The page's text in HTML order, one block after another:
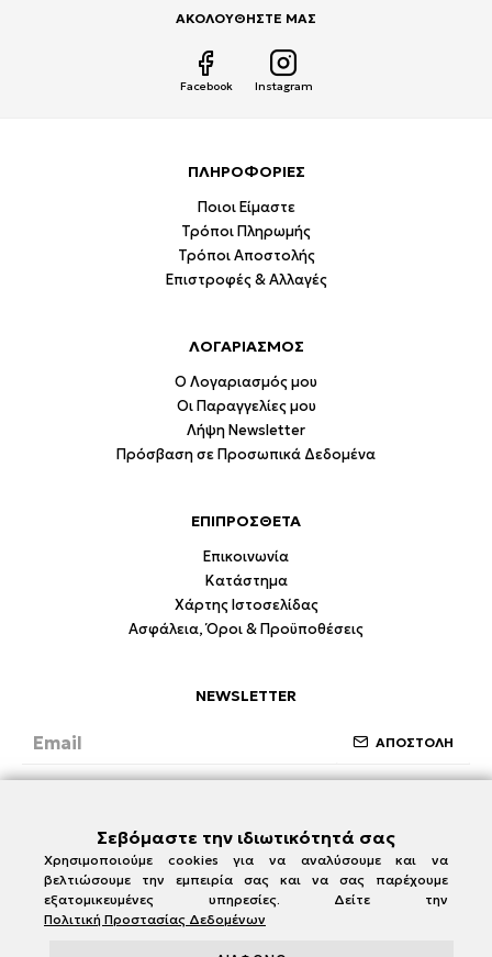
ΑΚΟΛΟΥΘΗΣΤΕ ΜΑΣ
Facebook Instagram
ΠΛΗΡΟΦΟΡΙΕΣ
Ποιοι Είμαστε
Τρόποι Πληρωμής
Τρόποι Αποστολής
Επιστροφές & Αλλαγές
ΛΟΓΑΡΙΑΣΜΟΣ
Ο Λογαριασμός μου
Οι Παραγγελίες μου
Λήψη Newsletter
Πρόσβαση σε Προσωπικά Δεδομένα
ΕΠΙΠΡΟΣΘΕΤΑ
Επικοινωνία
Κατάστημα
Χάρτης Ιστοσελίδας
Ασφάλεια, Όροι & Προϋποθέσεις
NEWSLETTER
ΑΠΟΣΤΟΛΗ
Σεβόμαστε την ιδιωτικότητά σας
Χρησιμοποιούμε cookies για να αναλύσουμε και να
βελτιώσουμε την εμπειρία σας και να σας παρέχουμε
εξατομικευμένες υπηρεσίες. Δείτε την
Πολιτική Προστασίας Δεδομένων